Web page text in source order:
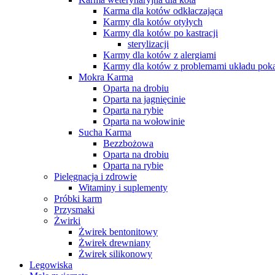
Karma dla kotów odkłaczająca
Karmy dla kotów otyłych
Karmy dla kotów po kastracji
sterylizacji
Karmy dla kotów z alergiami
Karmy dla kotów z problemami układu
Mokra Karma
Oparta na drobiu
Oparta na jagnięcinie
Oparta na rybie
Oparta na wołowinie
Sucha Karma
Bezzbożowa
Oparta na drobiu
Oparta na rybie
Pielęgnacja i zdrowie
Witaminy i suplementy
Próbki karm
Przysmaki
Żwirki
Żwirek bentonitowy
Żwirek drewniany
Żwirek silikonowy
Legowiska